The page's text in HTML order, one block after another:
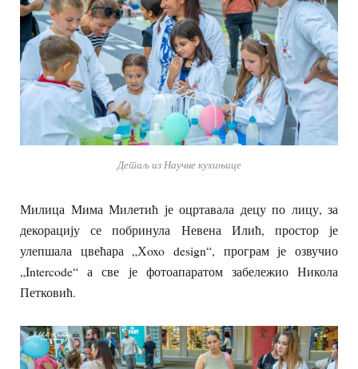
Детаљ из Научне кухињице
Милица Мима Милетић је оцртавала децу по лицу, за
декорацију се побринула Невена Илић, простор је
улепшала цвећара „Хoxo design“, програм је озвучио
„Intercode“ а све је фотоапаратом забележио Никола
Петковић.